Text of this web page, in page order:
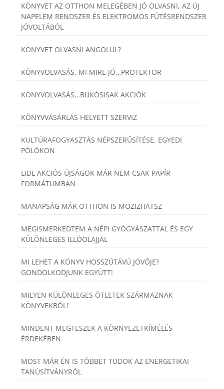
KÖNYVET AZ OTTHON MELEGÉBEN JÓ OLVASNI, AZ ÚJ
NAPELEM RENDSZER ÉS ELEKTROMOS FŰTÉSRENDSZER
JÓVOLTÁBÓL
KÖNYVET OLVASNI ANGOLUL?
KÖNYVOLVASÁS, MI MIRE JÓ…PROTEKTOR
KÖNYVOLVASÁS…BUKÓSISAK AKCIÓK
KÖNYVVÁSÁRLÁS HELYETT SZERVIZ
KULTÚRAFOGYASZTÁS NÉPSZERŰSÍTÉSE, EGYEDI
PÓLÓKON
LIDL AKCIÓS ÚJSÁGOK MÁR NEM CSAK PAPÍR
FORMÁTUMBAN
MANAPSÁG MÁR OTTHON IS MOZIZHATSZ
MEGISMERKEDTEM A NÉPI GYÓGYÁSZATTAL ÉS EGY
KÜLÖNLEGES ILLÓOLAJJAL
MI LEHET A KÖNYV HOSSZÚTÁVÚ JÖVŐJE?
GONDOLKODJUNK EGYÜTT!
MILYEN KÜLÖNLEGES ÖTLETEK SZÁRMAZNAK
KÖNYVEKBŐL!
MINDENT MEGTESZEK A KÖRNYEZETKÍMÉLÉS
ÉRDEKÉBEN
MOST MÁR ÉN IS TÖBBET TUDOK AZ ENERGETIKAI
TANÚSÍTVÁNYRÓL